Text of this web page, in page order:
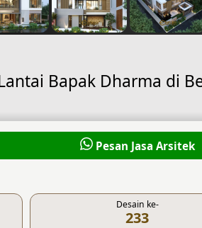
Bapak Dharma di
Pesan Jasa Arsitek
Desain ke-
233